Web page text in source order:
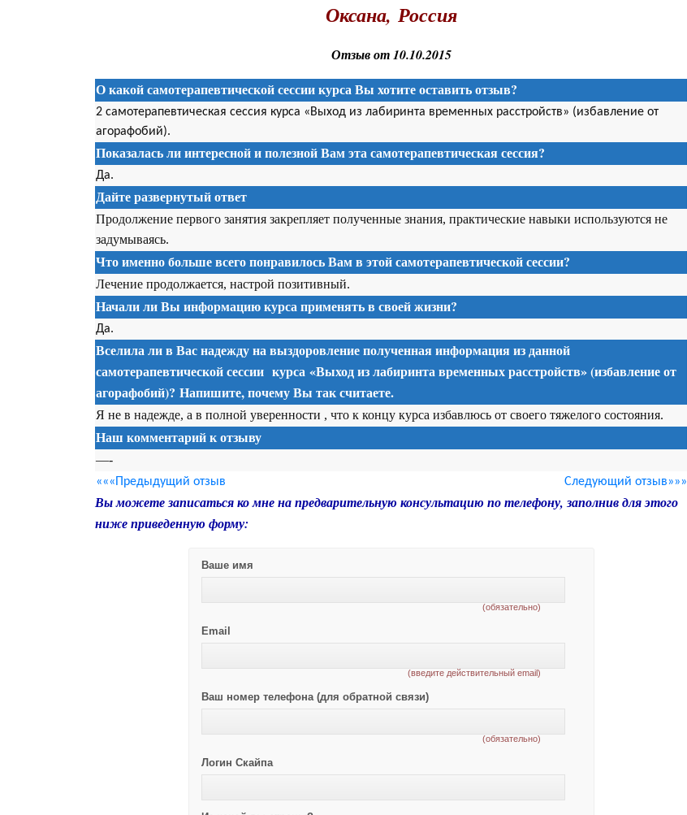
Оксана, Россия
Отзыв от 10.10.2015
О какой самотерапевтической сессии курса Вы хотите оставить отзыв?
2 самотерапевтическая сессия курса «Выход из лабиринта временных расстройств» (избавление от
агорафобий).
Показалась ли интересной и полезной Вам этасамотерапевтическая сессия?
Да.
Дайте развернутый ответ
Продолжение первого занятия закрепляет полученные знания, практические навыки используются не
задумываясь.
Что именно больше всего понравилось Вам в этойсамотерапевтической сессии?
Лечение продолжается, настрой позитивный.
Начали ли Вы информацию курса применять в своей жизни?
Да.
Вселила ли в Вас надежду на выздоровление полученная информация из данной
самотерапевтической сессии курса «Выход из лабиринта временных расстройств» (избавление от
агорафобий)? Напишите, почему Вы так считаете.
Я не в надежде, а в полной уверенности , что к концу курса избавлюсь от своего тяжелого состояния.
Наш комментарий к отзыву
—-
«««Предыдущий отзыв Следующий отзыв»»»
Вы можете записаться ко мне на предварительную консультацию по телефону, заполнив для этого
ниже приведенную форму:
Ваше имя
(обязательно)
Email
(введите действительный email)
Ваш номер телефона (для обратной связи)
(обязательно)
Логин Скайпа